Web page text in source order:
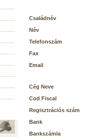
Családnév
Név
Telefonszám
Fax
Email
Cég Neve
Cod Fiscal
Regisztrációs szám
Bank
Bankszámla